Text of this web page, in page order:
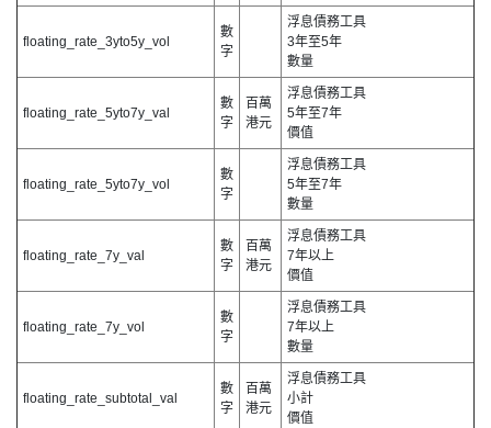
floating_rate_3yto5y_vol
數
字
浮息債務工具
3年至5年
數量
floating_rate_5yto7y_val
數
字
百萬
港元
浮息債務工具
5年至7年
價值
floating_rate_5yto7y_vol
數
字
浮息債務工具
5年至7年
數量
floating_rate_7y_val
數
字
百萬
港元
浮息債務工具
7年以上
價值
floating_rate_7y_vol
數
字
浮息債務工具
7年以上
數量
floating_rate_subtotal_val
數
字
百萬
港元
浮息債務工具
小計
價值